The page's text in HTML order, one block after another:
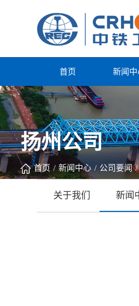
首页 新闻中
扬州公司
首页 / 新闻中心 / 公司要闻 /
关于我们 新闻